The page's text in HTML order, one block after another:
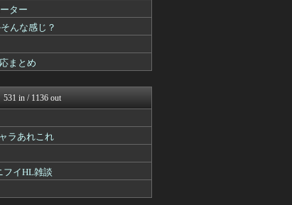
ゲーマー遅報
ーライト速報 -遊戯王...
ドラまとめ速報 魔法少...
レch. - ファイア...
速報 | GENSHI...
ーム魔人
速報
娘速報！！ウマ娘まとめ...
ゴブ速報 ～グラブルま...
ゲーマー遅報
これ ～艦隊これくしょ...
速報 | GENSHI...
ター
んな感じ？
まとめ
531 in / 1136 out
ラあれこれ
フイHL雑談